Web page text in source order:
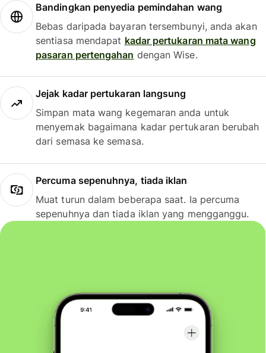
Bandingkan penyedia pemindahan wang
Bebas daripada bayaran tersembunyi, anda akan
sentiasa mendapat kadar pertukaran mata wang
pasaran pertengahan dengan Wise.
Jejak kadar pertukaran langsung
Simpan mata wang kegemaran anda untuk
menyemak bagaimana kadar pertukaran berubah
dari semasa ke semasa.
Percuma sepenuhnya, tiada iklan
Muat turun dalam beberapa saat. Ia percuma
sepenuhnya dan tiada iklan yang mengganggu.